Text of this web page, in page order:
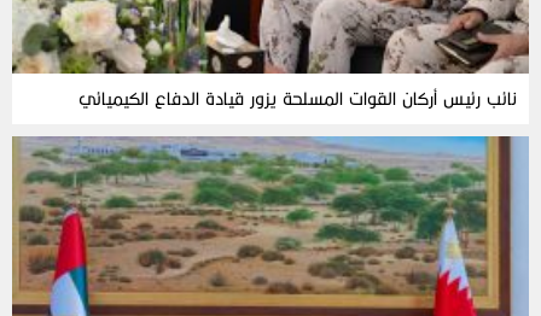
نائب رئيس أركان القوات المسلحة يزور قيادة الدفاع الكيميائي